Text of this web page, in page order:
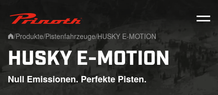
Prinoth - Corporate Website
/Produkte/Pistenfahrzeuge/HUSKY E-MOTION
HUSKY E-MOTION
Null Emissionen. Perfekte Pisten.